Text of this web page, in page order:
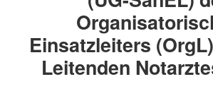
Einsatzleiters
Leitenden